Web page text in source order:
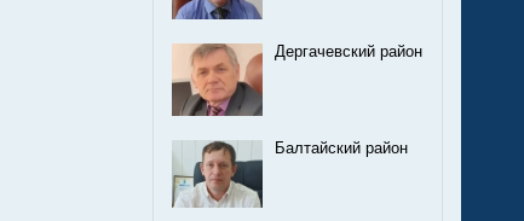
Дергачевский район
Балтайский район